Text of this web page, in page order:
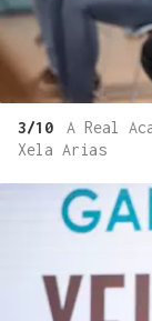
3/10
A Real
Xela Arias